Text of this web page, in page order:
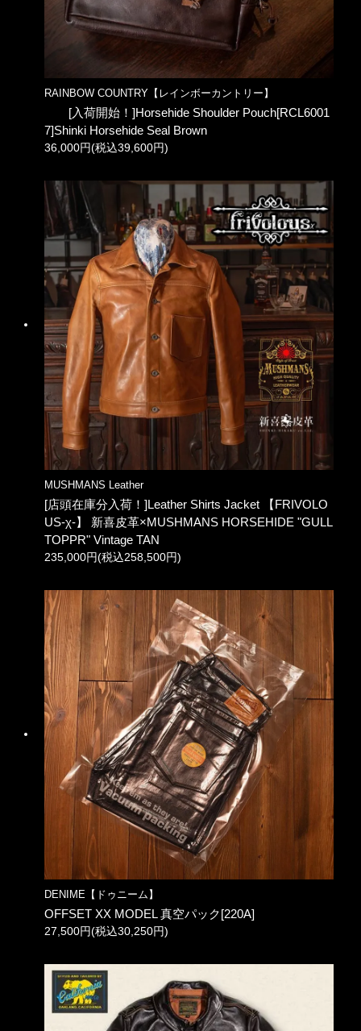
RAINBOW COUNTRY【レインボーカントリー】
[入荷開始！]Horsehide Shoulder Pouch[RCL6001
7]Shinki Horsehide Seal Brown
36,000円(税込39,600円)
MUSHMANS Leather
[店頭在庫分入荷！]Leather Shirts Jacket 【FRIVOLO
US-χ-】 新喜皮革×MUSHMANS HORSEHIDE "GULL
TOPPR" Vintage TAN
235,000円(税込258,500円)
DENIME【ドゥニーム】
OFFSET XX MODEL 真空パック[220A]
27,500円(税込30,250円)